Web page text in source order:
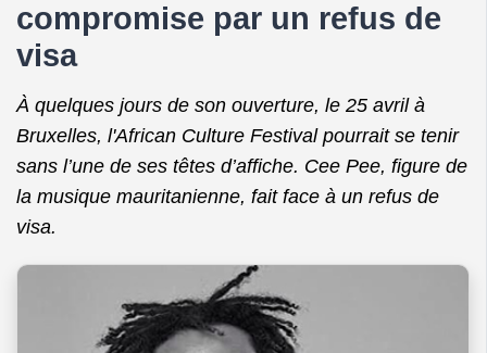
compromise par un refus de
visa
À quelques jours de son ouverture, le 25 avril à
Bruxelles, l'African Culture Festival pourrait se tenir
sans l’une de ses têtes d’affiche. Cee Pee, figure de
la musique mauritanienne, fait face à un refus de
visa.